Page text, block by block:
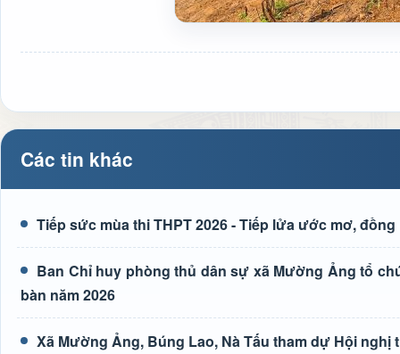
Các tin khác
Tiếp sức mùa thi THPT 2026 - Tiếp lửa ước mơ,
Ban Chỉ huy phòng thủ dân sự xã Mường Ảng tổ
bàn năm 2026
Xã Mường Ảng, Búng Lao, Nà Tấu tham dự Hội